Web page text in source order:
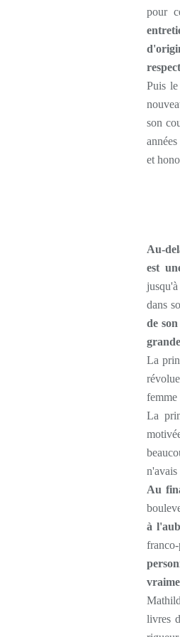
pour
Puis
son
et
Au-
est
dans
de
La
femme
La
n'avais
Au
à
livres